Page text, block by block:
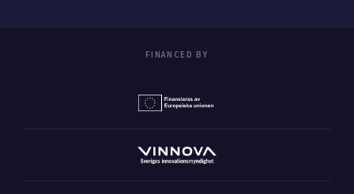
FINANCED BY